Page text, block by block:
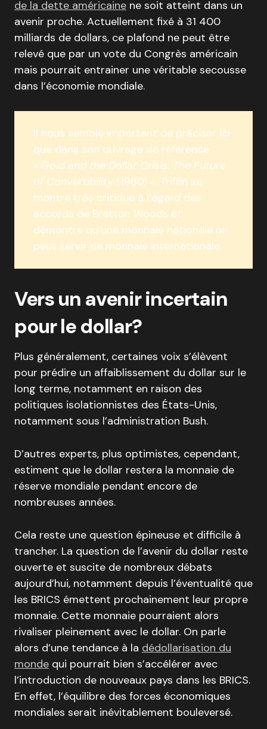
de la dette américaine ne soit atteint dans un
avenir proche. Actuellement fixé à 31 400
milliards de dollars, ce plafond ne peut être
relevé que par un vote du Congrès américain
mais pourrait entrainer une véritable secousse
dans l’économie mondiale.
Il nous semble important de préciser ici
que dans son ouvrage de référence
« Gold and the Dollar Crisis. The Future
of Convertibility (1960) », Triffin se
montre très critique à l’égard des
accords de Bretton Woods et
démontre qu’une monnaie nationale ne
peut servir de monnaie internationale.
Vers un avenir incertain
pour le dollar?
Plus généralement, certaines voix s’élèvent
pour prédire un affaiblissement du dollar sur le
long terme, notamment en raison des
politiques isolationnistes des États-Unis,
notamment sous l’administration Bush.
D’autres experts, plus optimistes, cependant,
estiment que le dollar restera la monnaie de
réserve mondiale pendant encore de
nombreuses années.
Cela reste une question épineuse et difficile à
trancher. La question de l’avenir du dollar reste
ouverte et suscite de nombreux débats
aujourd’hui, notamment depuis l’éventualité que
les BRICS émettent prochainement leur propre
monnaie. Cette monnaie pourraient alors
rivaliser pleinement avec le dollar. On parle
alors d’une tendance à la dédollarisation du
monde qui pourrait bien s’accélérer avec
l’introduction de nouveaux pays dans les BRICS.
En effet, l’équilibre des forces économiques
mondiales serait inévitablement bouleversé.